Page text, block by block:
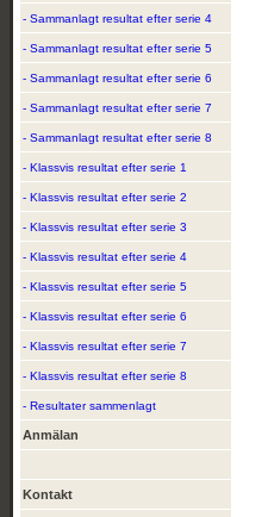
- Sammanlagt resultat efter serie 4
- Sammanlagt resultat efter serie 5
- Sammanlagt resultat efter serie 6
- Sammanlagt resultat efter serie 7
- Sammanlagt resultat efter serie 8
- Klassvis resultat efter serie 1
- Klassvis resultat efter serie 2
- Klassvis resultat efter serie 3
- Klassvis resultat efter serie 4
- Klassvis resultat efter serie 5
- Klassvis resultat efter serie 6
- Klassvis resultat efter serie 7
- Klassvis resultat efter serie 8
- Resultater sammenlagt
Anmälan
Kontakt